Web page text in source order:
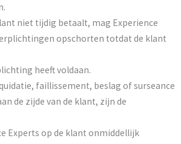
niet tijdig betaalt, mag Experience
opschorten totdat de klant
heeft voldaan.
faillissement, beslag of surseance
de zijde van de klant, zijn de
Experts op de klant onmiddellijk